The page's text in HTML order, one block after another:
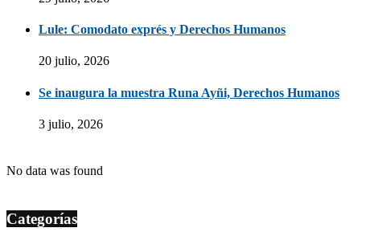
Lule: Comodato exprés y Derechos Humanos
20 julio, 2026
Se inaugura la muestra Runa Ayñi, Derechos Humanos
3 julio, 2026
No data was found
Categorías